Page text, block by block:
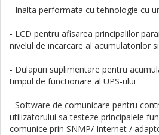
- Inalta performata cu tehnologie cu
- LCD pentru afisarea principalilor
nivelul de incarcare al acumulatorilor
- Dulapuri suplimentare pentru
timpul de functionare al UPS-ului
- Software de comunicare pentru
utilizatorului sa testeze principalele
comunice prin SNMP/ Internet /